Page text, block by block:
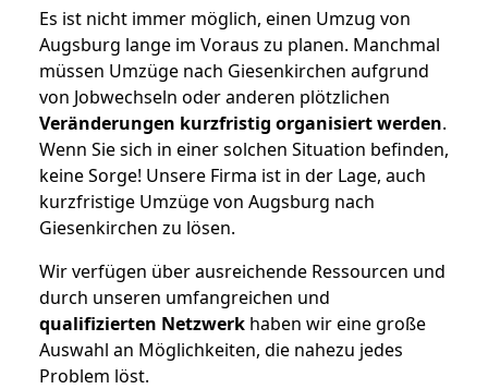
Es ist nicht immer möglich, einen Umzug von
Augsburg lange im Voraus zu planen. Manchmal
müssen Umzüge nach Giesenkirchen aufgrund
von Jobwechseln oder anderen plötzlichen
Veränderungen kurzfristig organisiert werden.
Wenn Sie sich in einer solchen Situation befinden,
keine Sorge! Unsere Firma ist in der Lage, auch
kurzfristige Umzüge von Augsburg nach
Giesenkirchen zu lösen.
Wir verfügen über ausreichende Ressourcen und
durch unseren umfangreichen und
qualifizierten Netzwerk haben wir eine große
Auswahl an Möglichkeiten, die nahezu jedes
Problem löst.